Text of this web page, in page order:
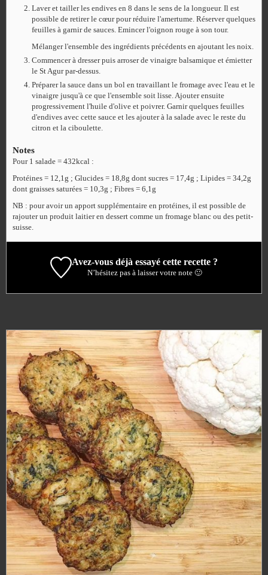
Laver et tailler les endives en 8 dans le sens de la longueur. Il est
possible de retirer le cœur pour réduire l'amertume. Réserver quelques
feuilles à garnir de sauces. Emincer l'oignon rouge à son tour.
Mélanger l'ensemble des ingrédients précédents en ajoutant les noix.
Commencer à dresser puis arroser de vinaigre balsamique et émietter
le St Agur par-dessus.
Préparer la sauce dans un bol en travaillant le fromage avec l'eau et le
vinaigre jusqu'à ce que l'ensemble soit lisse. Ajouter ensuite
progressivement l'huile d'olive et poivrer. Garnir quelques feuilles
d'endives avec cette sauce et les ajouter à la salade avec le reste du
citron et la ciboulette.
Notes
Pour 1 salade = 432kcal :
Protéines = 12,1g ; Glucides = 18,8g dont sucres = 17,4g ; Lipides = 34,2g
dont graisses saturées = 10,3g ; Fibres = 6,1g
NB : pour avoir un apport supplémentaire en protéines, il est possible de
rajouter un produit laitier en dessert comme un fromage blanc ou des petit-
suisse.
Avez-vous déjà essayé cette recette ?
N’hésitez pas à laisser votre note 🙂